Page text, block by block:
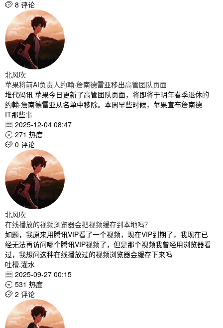
 8 评论
北风吹
苹果将前AI负责人约翰·詹南德雷亚移出高管团队页面
堆代码讯 苹果今日更新了高管团队页面，将即将于明年春季退休的
约翰·詹南德雷亚从名单中移除。本周早些时候，苹果宣布詹南德
IT那些事
 2025-12-04 08:47
 271 热度
 0 评论
北风吹
在线播放的视频浏览器会把视频缓存到本地吗？
如题，我原来用腾讯VIP看了一个视频，现在VIP到期了，我现在已
经无法再访问哪个腾讯VIP视频了，但是那个视频我曾经用浏览器看
过，我想问这种在线播放过的视频浏览器会缓存下来吗
吐槽.灌水
 2025-09-27 00:15
 531 热度
 2 评论